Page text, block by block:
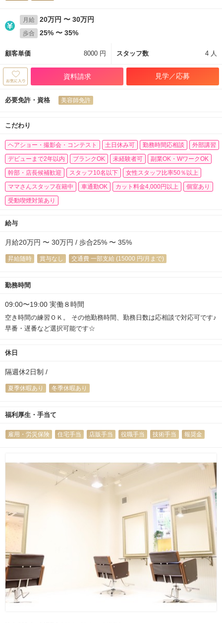
月給 20万円 〜 30万円
歩合 25% 〜 35%
顧客単価 8000 円 スタッフ数 4 人
資料請求 見学／応募
必要免許・資格 美容師免許
こだわり
ヘアショー・撮影会・コンテスト 土日休み可 勤務時間応相談
外部講習
デビューまで2年以内
ブランクOK 未経験者可
副業OK・WワークOK
幹部・店長候補歓迎
スタッフ10名以下
女性スタッフ比率50％以上
ママさんスタッフ在籍中
車通勤OK カット料金4,000円以上
個室あり
受動喫煙対策あり
給与
月給20万円 〜 30万円 / 歩合25% 〜 35%
昇給随時 賞与なし 交通費 一部支給 (15000 円/月まで)
勤務時間
09:00〜19:00 実働８時間
空き時間の練習ＯＫ。 その他勤務時間、勤務日数は応相談で対応可です♪
早番・遅番など選択可能です☆
休日
隔週休2日制 /
夏季休暇あり 冬季休暇あり
福利厚生・手当て
雇用・労災保険 住宅手当 店販手当 役職手当 技術手当 報奨金